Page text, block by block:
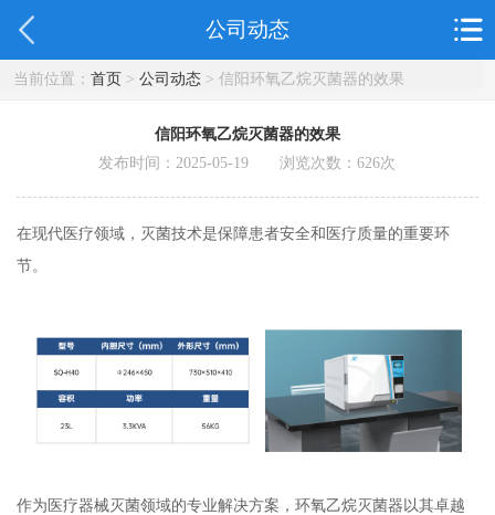
公司动态
当前位置： 首页> 公司动态> 信阳环氧乙烷灭菌器的效果
信阳环氧乙烷灭菌器的效果
发布时间：2025-05-19 浏览次数：626次
在现代医疗领域，灭菌技术是保障患者安全和医疗质量的重要环
节。
作为医疗器械灭菌领域的专业解决方案，环氧乙烷灭菌器以其卓越